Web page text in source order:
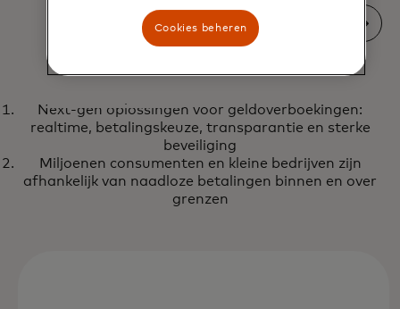
Next-gen oplossingen voor
geldoverboekingen: realtime,
betalingskeuze, transparantie en
sterke beveiliging
Meer informatie
Next-gen oplossingen voor geldoverboekingen:
realtime, betalingskeuze, transparantie en sterke
beveiliging
Miljoenen consumenten en kleine bedrijven zijn
afhankelijk van naadloze betalingen binnen en over
grenzen
Cookies beheren